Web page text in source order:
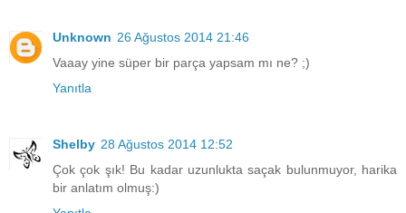
Unknown 26 Ağustos 2014 21:46
Vaaay yine süper bir parça yapsam mı ne? ;)
Yanıtla
Shelby 28 Ağustos 2014 12:52
Çok çok şık! Bu kadar uzunlukta saçak bulunmuyor, harika
bir anlatım olmuş:)